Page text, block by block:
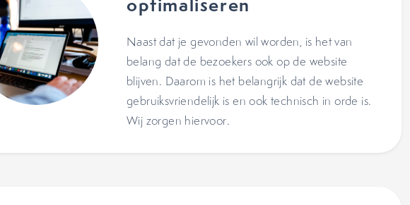
Naast dat je gevonden wil worden, is het van
belang dat de bezoekers ook op de website
blijven. Daarom is het belangrijk dat de website
gebruiksvriendelijk is en ook technisch in orde is.
Wij zorgen hiervoor.